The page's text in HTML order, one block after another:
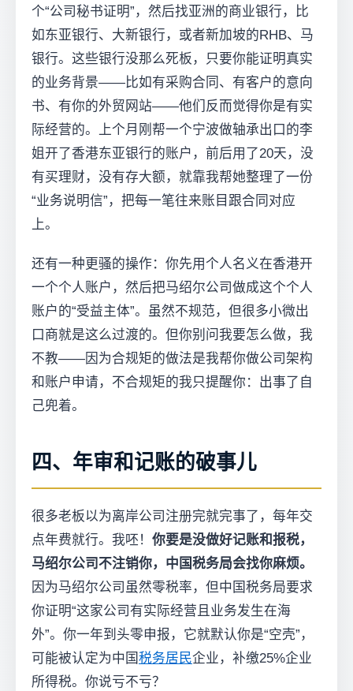
个“公司秘书证明”，然后找亚洲的商业银行，比
如东亚银行、大新银行，或者新加坡的RHB、马
银行。这些银行没那么死板，只要你能证明真实
的业务背景——比如有采购合同、有客户的意向
书、有你的外贸网站——他们反而觉得你是有实
际经营的。上个月刚帮一个宁波做轴承出口的李
姐开了香港东亚银行的账户，前后用了20天，没
有买理财，没有存大额，就靠我帮她整理了一份
“业务说明信”，把每一笔往来账目跟合同对应
上。
还有一种更骚的操作：你先用个人名义在香港开
一个个人账户，然后把马绍尔公司做成这个个人
账户的“受益主体”。虽然不规范，但很多小微出
口商就是这么过渡的。但你别问我要怎么做，我
不教——因为合规矩的做法是我帮你做公司架构
和账户申请，不合规矩的我只提醒你：出事了自
己兜着。
四、年审和记账的破事儿
很多老板以为离岸公司注册完就完事了，每年交
点年费就行。我呸！ 你要是没做好记账和报税，
马绍尔公司不注销你，中国税务局会找你麻烦。
因为马绍尔公司虽然零税率，但中国税务局要求
你证明“这家公司有实际经营且业务发生在海
外”。你一年到头零申报，它就默认你是“空壳”，
可能被认定为中国税务居民企业，补缴25%企业
所得税。你说亏不亏？